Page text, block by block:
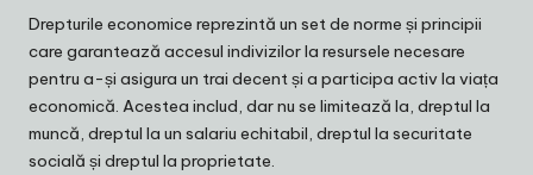
Drepturile economice reprezintă un set de norme și principii
care garantează accesul indivizilor la resursele necesare
pentru a-și asigura un trai decent și a participa activ la viața
economică. Acestea includ, dar nu se limitează la, dreptul la
muncă, dreptul la un salariu echitabil, dreptul la securitate
socială și dreptul la proprietate.